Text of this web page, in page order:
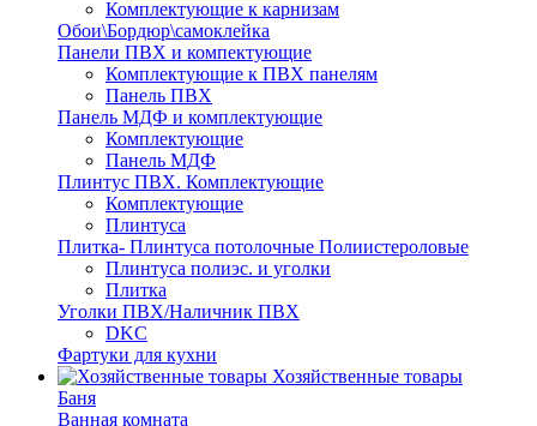
Комплектующие к карнизам
Обои\Бордюр\самоклейка
Панели ПВХ и компектующие
Комплектующие к ПВХ панелям
Панель ПВХ
Панель МДФ и комплектующие
Комплектующие
Панель МДФ
Плинтус ПВХ. Комплектующие
Комплектующие
Плинтуса
Плитка- Плинтуса потолочные Полиистероловые
Плинтуса полиэс. и уголки
Плитка
Уголки ПВХ/Наличник ПВХ
DKC
Фартуки для кухни
Хозяйственные товары
Баня
Ванная комната